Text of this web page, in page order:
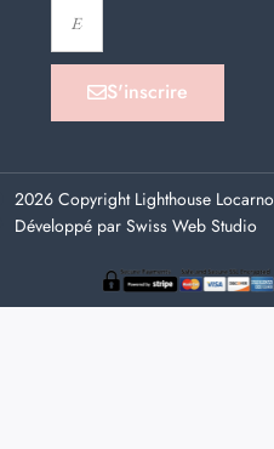
S'inscrire
2026 Copyright Lighthouse Locarno
Développé par Swiss Web Studio